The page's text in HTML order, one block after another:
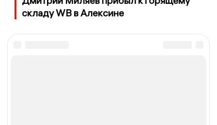
складу WB в Алексине